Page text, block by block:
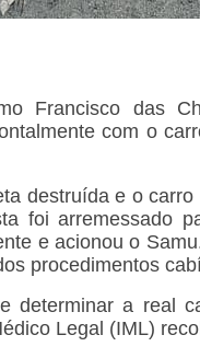
Francisco das
com o
destruída e o
foi arremessado
e acionou o
procedimentos
determinar a real
Legal (IML)